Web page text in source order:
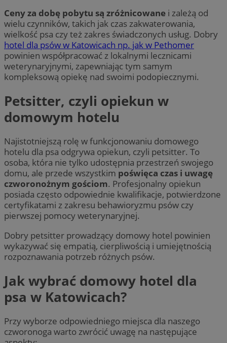
Ceny za dobę pobytu są zróżnicowane i zależą od
wielu czynników, takich jak czas zakwaterowania,
wielkość psa czy też zakres świadczonych usług. Dobry
hotel dla psów w Katowicach np. jak w Pethomer
powinien współpracować z lokalnymi lecznicami
weterynaryjnymi, zapewniając tym samym
kompleksową opiekę nad swoimi podopiecznymi.
Petsitter, czyli opiekun w
domowym hotelu
Najistotniejszą rolę w funkcjonowaniu domowego
hotelu dla psa odgrywa opiekun, czyli petsitter. To
osoba, która nie tylko udostępnia przestrzeń swojego
domu, ale przede wszystkim poświęca czas i uwagę
czworonożnym gościom. Profesjonalny opiekun
posiada często odpowiednie kwalifikacje, potwierdzone
certyfikatami z zakresu behawioryzmu psów czy
pierwszej pomocy weterynaryjnej.
Dobry petsitter prowadzący domowy hotel powinien
wykazywać się empatią, cierpliwością i umiejętnością
rozpoznawania potrzeb różnych psów.
Jak wybrać domowy hotel dla
psa w Katowicach?
Przy wyborze odpowiedniego miejsca dla naszego
czworonoga warto zwrócić uwagę na następujące